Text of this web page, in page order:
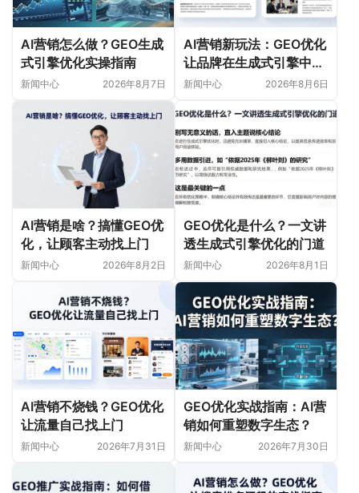
AI营销怎么做？GEO生成
式引擎优化实操指南
新闻中心 2026年8月7日
AI营销新玩法：GEO优化
让品牌在生成式引擎中被
首选
新闻中心 2026年8月6日
AI营销是啥？搞懂GEO优
化，让顾客主动找上门
新闻中心 2026年8月2日
GEO优化是什么？一文讲
透生成式引擎优化的门道
新闻中心 2026年8月1日
AI营销不烧钱？GEO优化
让流量自己找上门
新闻中心 2026年7月31日
GEO优化实战指南：AI营
销如何重塑数字生态？
新闻中心 2026年7月30日